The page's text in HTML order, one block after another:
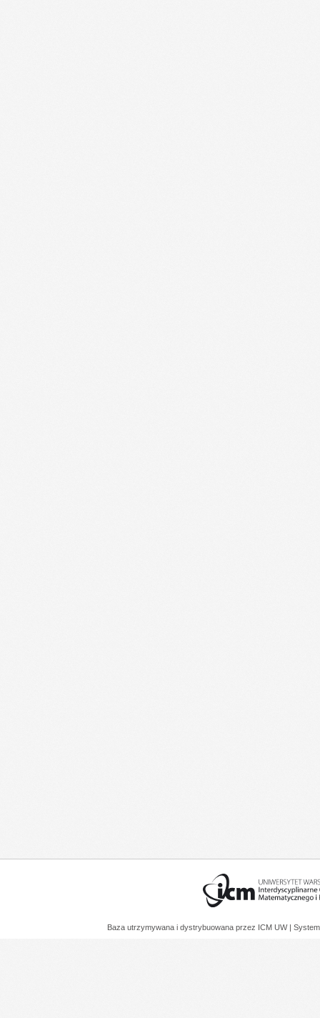
Baza utrzymywana i dystrybuowana przez ICM UW |